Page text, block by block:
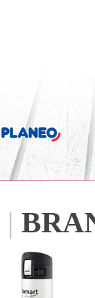
|